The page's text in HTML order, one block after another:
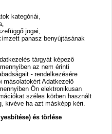
kategóriái,
jogai,
panasz benyújtásának
tárgyát képező
az nem érinti
- rendelkezésére
másolatokért Adatkezelő
Ön elektronikusan
széles körben használt
kivéve ha azt másképp kéri.
és törlése